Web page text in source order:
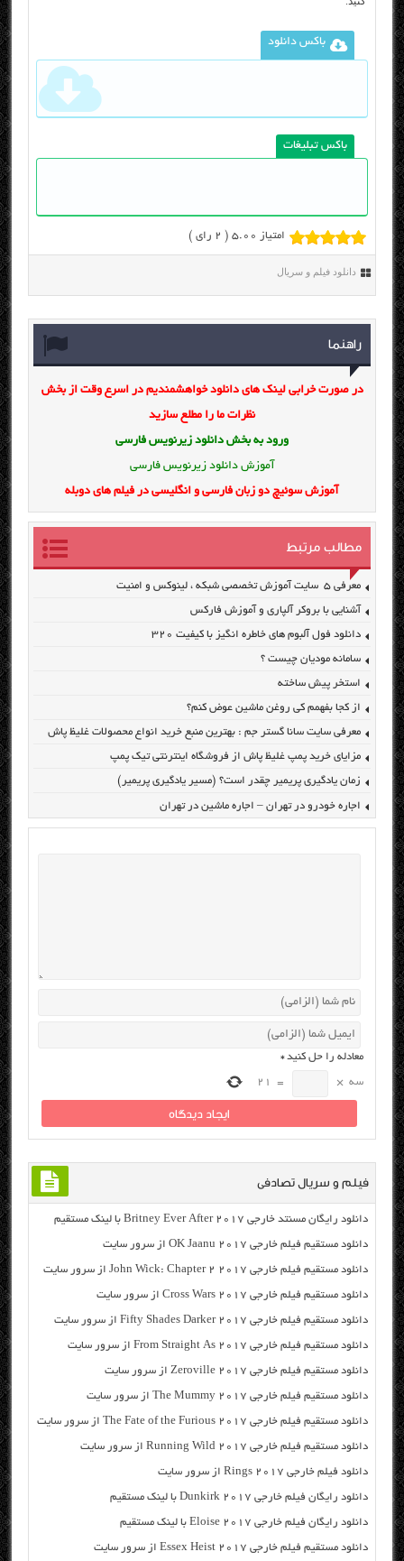
باکس دانلود
باکس تبلیغات
امتیاز 5.00 ( 2 رای )
دانلود فیلم و سریال
راهنما
در صورت خرابی لینک های دانلود خواهشمندیم در اسرع وقت از بخش
نظرات ما را مطلع سازید
ورود به بخش دانلود زیرنویس فارسی
آموزش دانلود زیرنویس فارسی
آموزش سوئیچ دو زبان فارسی و انگلیسی در فیلم های دوبله
مطالب مرتبط
معرفی ۵ سایت آموزش تخصصی شبکه ، لینوکس و امنیت
آشنایی با بروکر آلپاری و آموزش فارکس
دانلود فول آلبوم های خاطره انگیز با کیفیت ۳۲۰
سامانه مودیان چیست ؟
استخر پیش ساخته
از کجا بفهمم کی روغن ماشین عوض کنم؟
معرفی سایت سانا گستر جم : بهترین منبع خرید انواع محصولات غلیظ پاش
مزایای خرید پمپ غلیظ پاش از فروشگاه اینترنتی تیک پمپ
زمان یادگیری پریمیر چقدر است؟ (مسیر یادگیری پریمیر)
اجاره خودرو در تهران – اجاره ماشین در تهران
معادله را حل کنید*
سه ×
=
21
فیلم و سریال تصادفی
دانلود رایگان مسنتد خارجی Britney Ever After 2017 با لینک مستقیم
دانلود مستقیم فیلم خارجی OK Jaanu 2017 از سرور سایت
دانلود مستقیم فیلم خارجی John Wick: Chapter 2 2017 از سرور سایت
دانلود مستقیم فیلم خارجی Cross Wars 2017 از سرور سایت
دانلود مستقیم فیلم خارجی Fifty Shades Darker 2017 از سرور سایت
دانلود مستقیم فیلم خارجی From Straight As 2017 از سرور سایت
دانلود مستقیم فیلم خارجی Zeroville 2017 از سرور سایت
دانلود مستقیم فیلم خارجی The Mummy 2017 از سرور سایت
دانلود مستقیم فیلم خارجی The Fate of the Furious 2017 از سرور سایت
دانلود مستقیم فیلم خارجی Running Wild 2017 از سرور سایت
دانلود فیلم خارجی Rings 2017 از سرور سایت
دانلود رایگان فیلم خارجی Dunkirk 2017 با لینک مستقیم
دانلود رایگان فیلم خارجی Eloise 2017 با لینک مستقیم
دانلود مستقیم فیلم خارجی Essex Heist 2017 از سرور سایت